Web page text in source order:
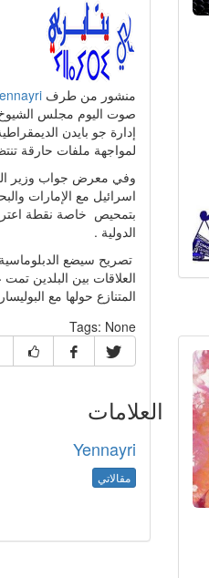
منشور من طرف
صوت اليوم مجلس الشيوخ
إدارة جو بايدن
لمواجهة ملفات حارقة
وفي معرض جواب وزير
اسرائيل مع الإمارات
بتمحيص خاصة نقطة
الدولية .
تصريح سيضع
العلاقات بين البلدين
المتنازع حولها مع
Tags: None
العلامات
Yennayri
مقالاتي